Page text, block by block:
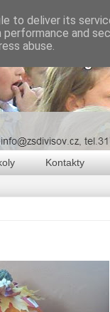
Kontakty
to deliver its
performance and
abuse.